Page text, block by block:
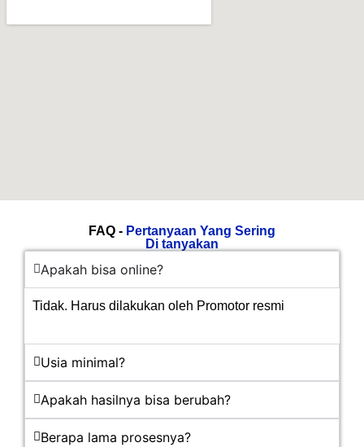
FAQ - Pertanyaan Yang Sering
Di tanyakan
Apakah bisa online?
Tidak. Harus dilakukan oleh Promotor resmi
Usia minimal?
Apakah hasilnya bisa berubah?
Berapa lama prosesnya?